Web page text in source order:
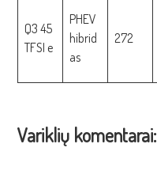
Q3 45
TFSI e
PHEV
hibrid
as
272
Variklių komentarai: